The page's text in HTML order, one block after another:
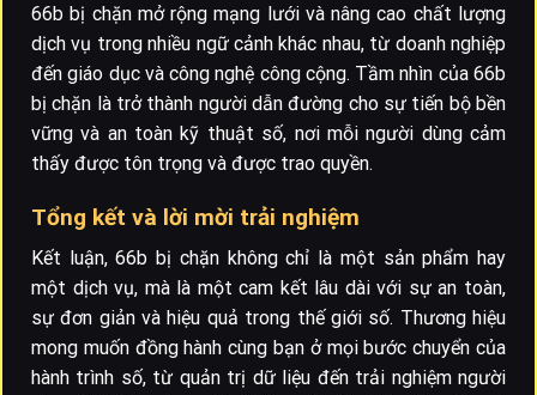
66b bị chặn mở rộng mạng lưới và nâng cao chất lượng
dịch vụ trong nhiều ngữ cảnh khác nhau, từ doanh nghiệp
đến giáo dục và công nghệ công cộng. Tầm nhìn của 66b
bị chặn là trở thành người dẫn đường cho sự tiến bộ bền
vững và an toàn kỹ thuật số, nơi mỗi người dùng cảm
thấy được tôn trọng và được trao quyền.
Tổng kết và lời mời trải nghiệm
Kết luận, 66b bị chặn không chỉ là một sản phẩm hay
một dịch vụ, mà là một cam kết lâu dài với sự an toàn,
sự đơn giản và hiệu quả trong thế giới số. Thương hiệu
mong muốn đồng hành cùng bạn ở mọi bước chuyển của
hành trình số, từ quản trị dữ liệu đến trải nghiệm người